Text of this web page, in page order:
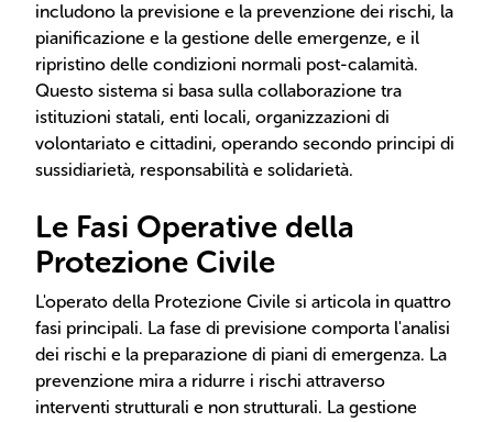
includono la previsione e la prevenzione dei rischi, la
pianificazione e la gestione delle emergenze, e il
ripristino delle condizioni normali post-calamità.
Questo sistema si basa sulla collaborazione tra
istituzioni statali, enti locali, organizzazioni di
volontariato e cittadini, operando secondo principi di
sussidiarietà, responsabilità e solidarietà.
Le Fasi Operative della
Protezione Civile
L'operato della Protezione Civile si articola in quattro
fasi principali. La fase di previsione comporta l'analisi
dei rischi e la preparazione di piani di emergenza. La
prevenzione mira a ridurre i rischi attraverso
interventi strutturali e non strutturali. La gestione